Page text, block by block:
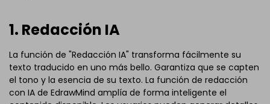
1. Redacción IA
La función de "Redacción IA" transforma fácilmente su
texto traducido en uno más bello. Garantiza que se capten
el tono y la esencia de su texto. La función de redacción
con IA de EdrawMind amplía de forma inteligente el